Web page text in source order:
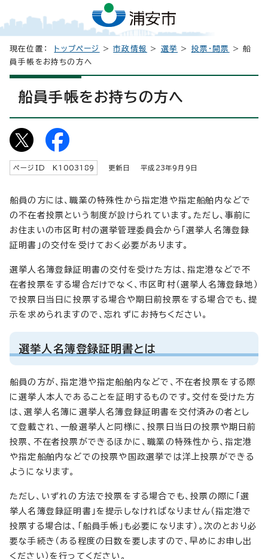
現在位置： トップページ >市政情報 > 選挙 > 投票・開票
> 船
員手帳をお持ちの方へ
船員手帳をお持ちの方へ
ページID K 1003189 更新日 平成 23年9月9日
船員の方には、職業の特殊性から指定港や指定船舶内などで
の不在者投票という制度が設けられています。ただし、事前に
お住まいの市区町村の選挙管理委員会から「選挙人名簿登録
証明書」の交付を受けておく必要があります。
選挙人名簿登録証明書の交付を受けた方は、指定港などで不
在者投票をする場合だけでなく、市区町村（選挙人名簿登録地）
で投票日当日に投票する場合や期日前投票をする場合でも、提
示を求められますので、忘れずにお持ちください。
選挙人名簿登録証明書とは
船員の方が、指定港や指定船舶内などで、不在者投票をする際
に選挙人本人であることを証明するものです。交付を受けた方
は、選挙人名簿に選挙人名簿登録証明書を交付済みの者とし
て登載され、一般選挙人と同様に、投票日当日の投票や期日前
投票、不在者投票ができるほかに、職業の特殊性から、指定港
や指定船舶内などでの投票や国政選挙では洋上投票ができる
ようになります。
ただし、いずれの方法で投票をする場合でも、投票の際に「選
挙人名簿登録証明書」を提示しなければなりません（指定港で
投票する場合は、「船員手帳」も必要になります）。次のとおり必
要な手続き（ある程度の日数を要しますので、早めにお申し出
ください）を行ってください。